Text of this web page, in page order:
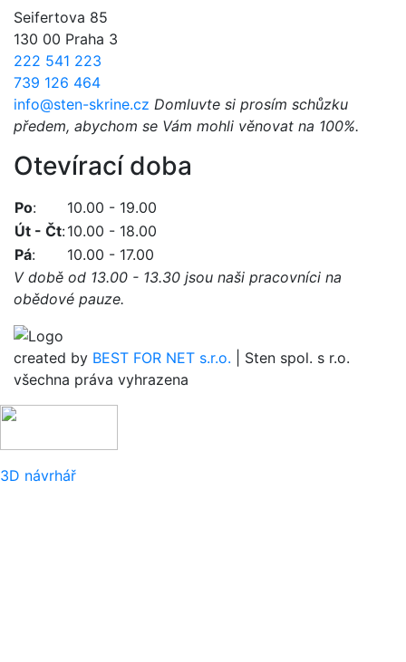
Seifertova 85
130 00 Praha 3
222 541 223
739 126 464
info@sten-skrine.cz Domluvte si prosím schůzku
předem, abychom se Vám mohli věnovat na 100%.
Otevírací doba
Po:
10.00 - 19.00
Út - Čt:10.00 - 18.00
Pá:
10.00 - 17.00
V době od 13.00 - 13.30 jsou naši pracovníci na
obědové pauze.
created by BEST FOR NET s.r.o. | Sten spol. s r.o.
všechna práva vyhrazena
3D návrhář